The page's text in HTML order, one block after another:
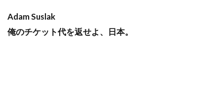
Adam Suslak
俺のチケット代を返せよ、日本。